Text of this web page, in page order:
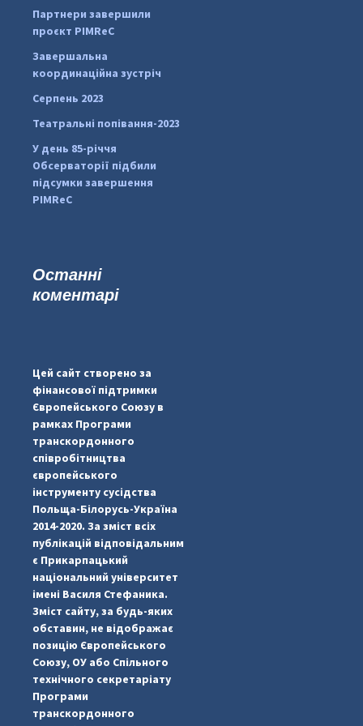
pimrec_project
#PipIvanToday
Партнери завершили
проєкт PIMReC
Завершальна
координаційна зустріч
Серпень 2023
Театральні попівання-2023
У день 85-річчя
Обсерваторії підбили
підсумки завершення
PIMReC
Останні
коментарі
Цей сайт створено за
фінансової підтримки
Європейського Союзу в
рамках Програми
транскордонного
співробітництва
європейського
інструменту сусідства
Польща-Білорусь-Україна
2014-2020. За зміст всіх
публікацій відповідальним
є Прикарпацький
національний університет
імені Василя Стефаника.
Зміст сайту, за будь-яких
обставин, не відображає
позицію Європейського
Союзу, ОУ або Спільного
технічного секретаріату
Програми
транскордонного